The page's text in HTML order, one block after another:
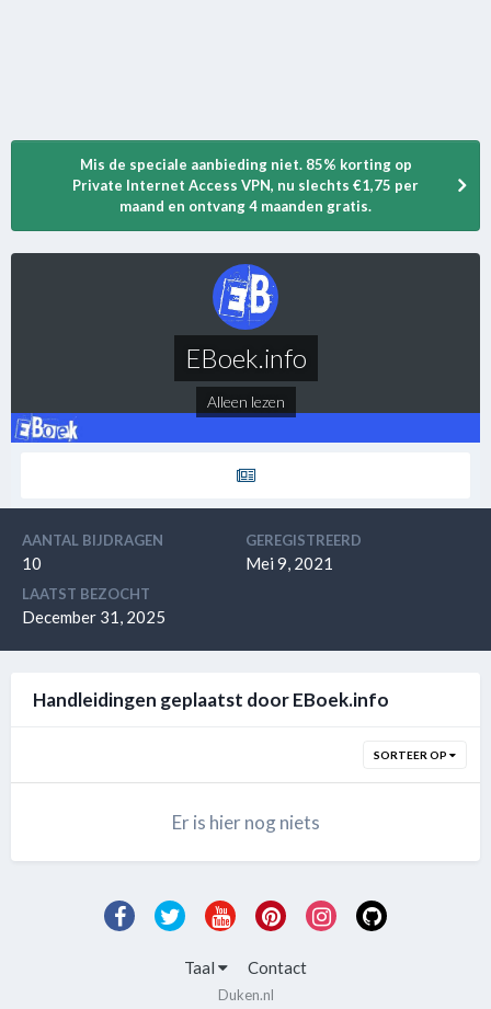
Mis de speciale aanbieding niet. 85% korting op
Private Internet Access VPN, nu slechts €1,75 per
maand en ontvang 4 maanden gratis.
EBoek.info
Alleen lezen
AANTAL BIJDRAGEN
10
GEREGISTREERD
Mei 9, 2021
LAATST BEZOCHT
December 31, 2025
Handleidingen geplaatst door EBoek.info
SORTEER OP
Er is hier nog niets
Taal Contact
Duken.nl